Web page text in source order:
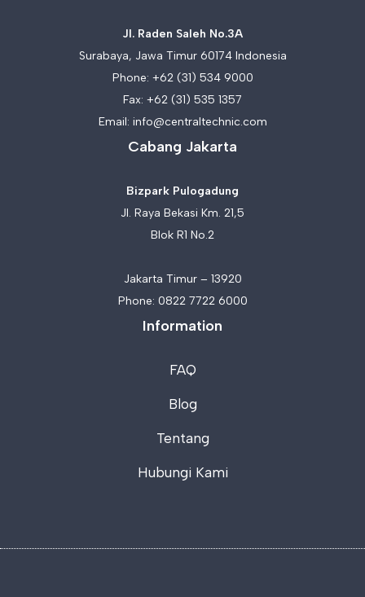
Jl. Raden Saleh No.3A
Surabaya, Jawa Timur 60174 Indonesia
Phone: +62 (31) 534 9000
Fax: +62 (31) 535 1357
Email: info@centraltechnic.com
Cabang Jakarta
Bizpark Pulogadung
Jl. Raya Bekasi Km. 21,5
Blok R1 No.2
Jakarta Timur – 13920
Phone: 0822 7722 6000
Information
FAQ
Blog
Tentang
Hubungi Kami